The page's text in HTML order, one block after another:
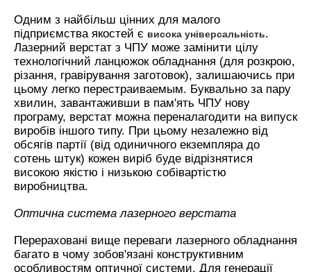
Одним з найбільш цінних для малого
підприємства якостей є висока універсальність.
Лазерний верстат з ЧПУ може замінити цілу
технологічний ланцюжок обладнання (для розкрою,
різання, гравірування заготовок), залишаючись при
цьому легко перестраиваемым. Буквально за пару
хвилин, завантаживши в пам'ять ЧПУ нову
програму, верстат можна переналагодити на випуск
виробів іншого типу. При цьому незалежно від
обсягів партії (від одиничного екземпляра до
сотень штук) кожен виріб буде відрізнятися
високою якістю і низькою собівартістю
виробництва.
Оптична система лазерного верстата
Перераховані вище переваги лазерного обладнання
багато в чому зобов'язані конструктивним
особливостям оптичної системи. Для генерації